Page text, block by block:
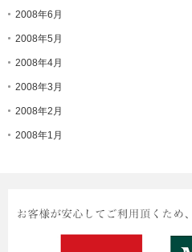
2008年6月
2008年5月
2008年4月
2008年3月
2008年2月
2008年1月